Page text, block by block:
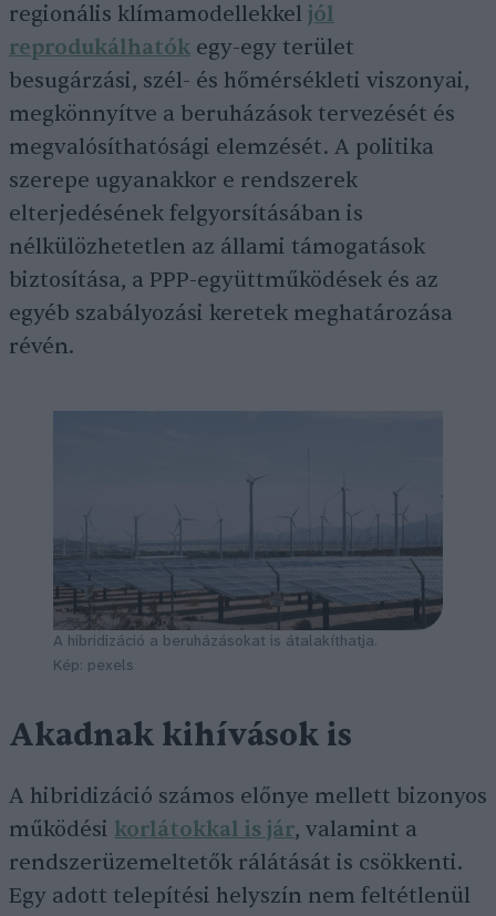
regionális klímamodellekkel jól
reprodukálhatók egy-egy terület
besugárzási, szél- és hőmérsékleti viszonyai,
megkönnyítve a beruházások tervezését és
megvalósíthatósági elemzését. A politika
szerepe ugyanakkor e rendszerek
elterjedésének felgyorsításában is
nélkülözhetetlen az állami támogatások
biztosítása, a PPP-együttműködések és az
egyéb szabályozási keretek meghatározása
révén.
A hibridizáció a beruházásokat is átalakíthatja.
Kép: pexels
Akadnak kihívások is
A hibridizáció számos előnye mellett bizonyos
működési korlátokkal is jár, valamint a
rendszerüzemeltetők rálátását is csökkenti.
Egy adott telepítési helyszín nem feltétlenül